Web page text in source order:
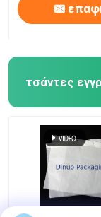
τσάντες